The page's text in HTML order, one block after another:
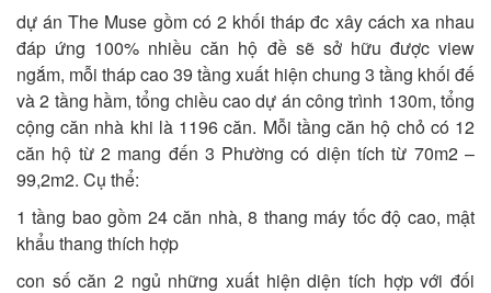
dự án The Muse gồm có 2 khối tháp đc xây cách xa nhau
đáp ứng 100% nhiều căn hộ đề sẽ sở hữu được view
ngắm, mỗi tháp cao 39 tầng xuất hiện chung 3 tầng khối đế
và 2 tầng hầm, tổng chiều cao dự án công trình 130m, tổng
cộng căn nhà khi là 1196 căn. Mỗi tầng căn hộ chỏ có 12
căn hộ từ 2 mang đến 3 Phường có diện tích từ 70m2 –
99,2m2. Cụ thể:
1 tầng bao gồm 24 căn nhà, 8 thang máy tốc độ cao, mật
khẩu thang thích hợp
con số căn 2 ngủ những xuất hiện diện tích hợp với đối